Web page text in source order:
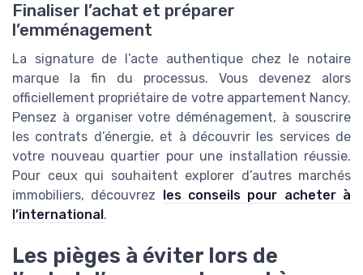
Finaliser l’achat et préparer
l’emménagement
La signature de l’acte authentique chez le notaire
marque la fin du processus. Vous devenez alors
officiellement propriétaire de votre appartement Nancy.
Pensez à organiser votre déménagement, à souscrire
les contrats d’énergie, et à découvrir les services de
votre nouveau quartier pour une installation réussie.
Pour ceux qui souhaitent explorer d’autres marchés
immobiliers, découvrez
les conseils pour acheter à
l’international .
Les pièges à éviter lors de